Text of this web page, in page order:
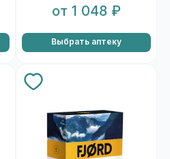
от 1 048 ₽
Выбрать аптеку